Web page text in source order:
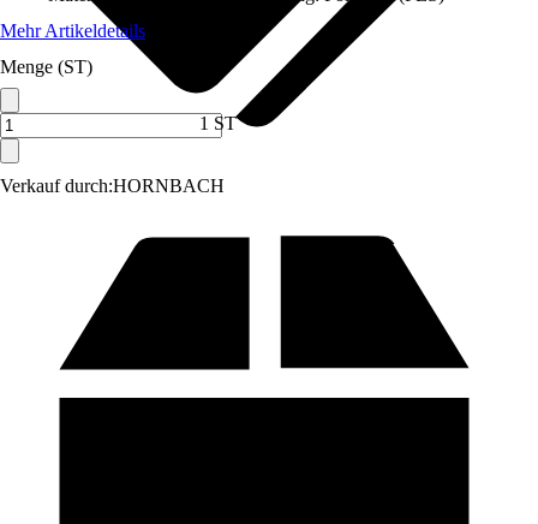
Verkauf durch:HORNBACH
Mehr Artikeldetails
Menge (ST)
1 ST